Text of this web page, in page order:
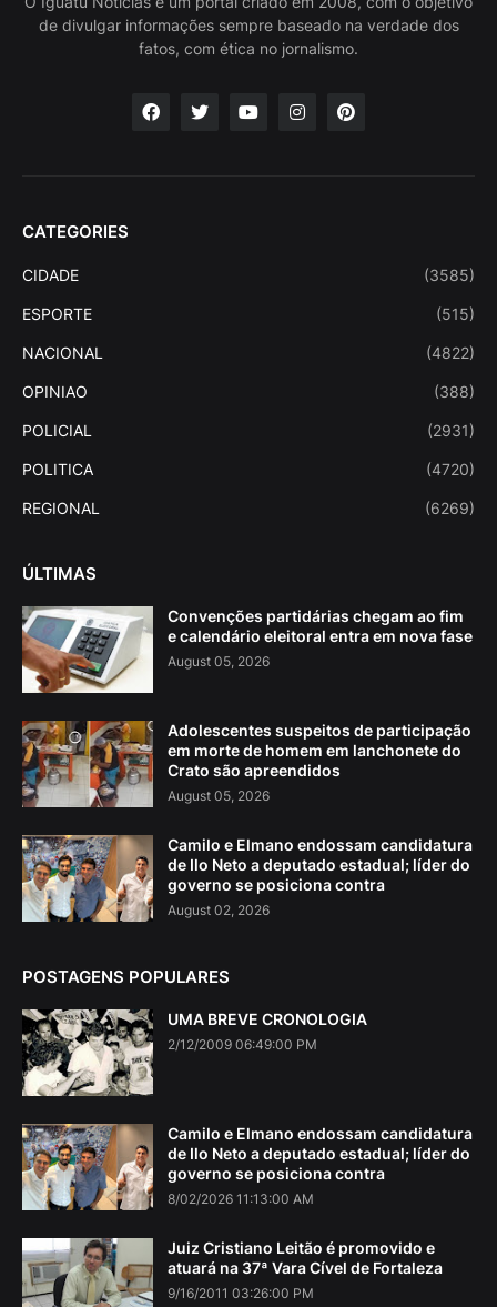
de divulgar informações sempre baseado na verdade dos
fatos, com ética no jornalismo.
CATEGORIES
CIDADE (3585)
ESPORTE (515)
NACIONAL (4822)
OPINIAO (388)
POLICIAL (2931)
POLITICA (4720)
REGIONAL (6269)
ÚLTIMAS
Convenções partidárias chegam ao fim
e calendário eleitoral entra em nova fase
August 05, 2026
Adolescentes suspeitos de participação
em morte de homem em lanchonete do
Crato são apreendidos
August 05, 2026
Camilo e Elmano endossam candidatura
de Ilo Neto a deputado estadual; líder do
governo se posiciona contra
August 02, 2026
POSTAGENS POPULARES
UMA BREVE CRONOLOGIA
2/12/2009 06:49:00 PM
Camilo e Elmano endossam candidatura
de Ilo Neto a deputado estadual; líder do
governo se posiciona contra
8/02/2026 11:13:00 AM
Juiz Cristiano Leitão é promovido e
atuará na 37ª Vara Cível de Fortaleza
9/16/2011 03:26:00 PM